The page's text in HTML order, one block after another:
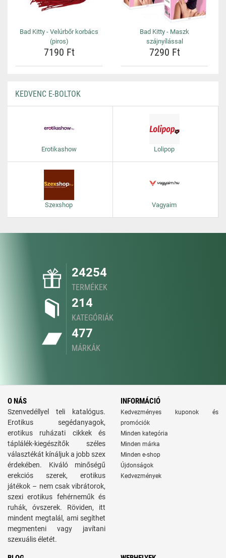
Bad Kitty - Velúrbőr korbács
(piros)
7190 Ft
Bad Kitty - Maszk
szájnyílással
7290 Ft
KEDVENC E-BOLTOK
Erotikashow Lolipop
Szexshop Vagyaim
24254
TERMÉKEK
214
KATEGÓRIÁK
477
MÁRKÁK
O NÁS
Szenvedéllyel teli katalógus.
Erotikus segédanyagok,
erotikus ruházati cikkek és
táplálék-kiegészítők széles
választékát kínáljuk a jobb szex
érdekében. Kiváló minőségű
erekciós szerek, erotikus
játékok – nem csak vibrátorok,
szexi erotikus fehérneműk és
ruhák, óvszerek. Röviden, itt
mindent megtalál, ami segíthet
megmenteni vagy javítani
szexuális életét.
INFORMÁCIÓ
Kedvezményes kuponok és
promóciók
Minden kategória
Minden márka
Minden e-shop
Újdonságok
Kedvezmények